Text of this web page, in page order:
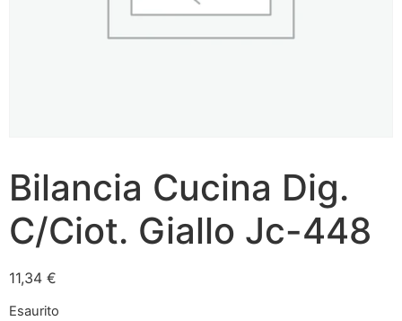
Bilancia Cucina Dig.
C/Ciot. Giallo Jc-448
11,34 €
Esaurito